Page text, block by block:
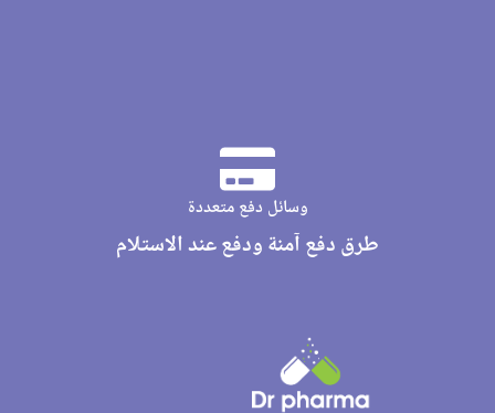
وسائل دفع متعددة
طرق دفع آمنة ودفع عند الاستلام